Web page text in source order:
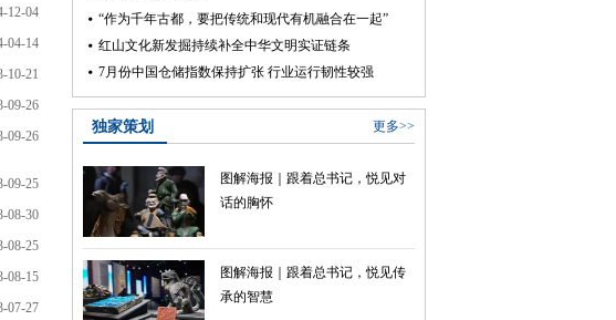
12-04
04-14
10-21
09-26
09-26
09-25
08-30
08-25
08-15
07-27